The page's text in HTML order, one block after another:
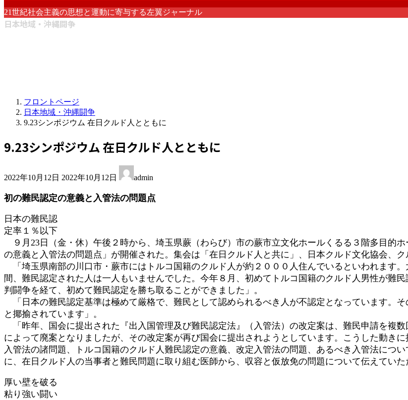
21世紀社会主義の思想と運動に寄与する左翼ジャーナル
日本地域・沖縄闘争
フロントページ
日本地域・沖縄闘争
9.23シンポジウム 在日クルド人とともに
9.23シンポジウム 在日クルド人とともに
2022年10月12日 終
新
2022年10月12日 admin
初の難民認定の意義と入管法の問題点
日本の難民認
定率１％以下
９月23日（金・休）午後２時から、埼玉県蕨（わらび）市の蕨市立文化ホールくるる３階多目的
の意義と入管法の問題点」が開催された。集会は「在日クルド人と共に」、日本クルド文化協会、ク
「埼玉県南部の川口市・蕨市にはトルコ国籍のクルド人が約２０００人住んでいるといわれます
間、難民認定された人は一人もいませんでした。今年８月、初めてトルコ国籍のクルド人男性が難
判闘争を経て、初めて難民認定を勝ち取ることができました」。
「日本の難民認定基準は極めて厳格で、難民として認められるべき人が不認定となっています。
と揶揄されています」。
「昨年、国会に提出された『出入国管理及び難民認定法』（入管法）の改定案は、難民申請を複
によって廃案となりましたが、その改定案が再び国会に提出されようとしています。こうした動き
入管法の諸問題、トルコ国籍のクルド人難民認定の意義、改定入管法の問題、あるべき入管法につ
に、在日クルド人の当事者と難民問題に取り組む医師から、収容と仮放免の問題について伝えていた
厚い壁を破る
粘り強い闘い